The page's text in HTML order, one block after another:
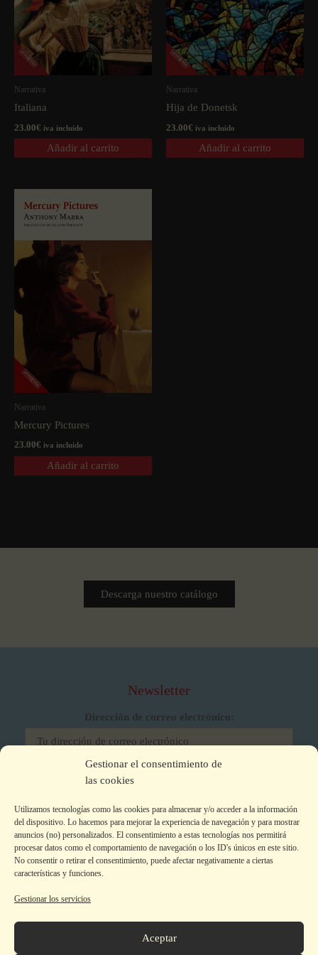
Gestionar el consentimiento de
las cookies
Utilizamos tecnologías como las cookies para almacenar y/o acceder a la información
del dispositivo. Lo hacemos para mejorar la experiencia de navegación y para mostrar
anuncios (no) personalizados. El consentimiento a estas tecnologías nos permitirá
procesar datos como el comportamiento de navegación o los ID's únicos en este sitio.
No consentir o retirar el consentimiento, puede afectar negativamente a ciertas
características y funciones.
Gestionar los servicios
Aceptar
Narrativa
Italiana
23.00€ iva incluido
Añadir al carrito
Narrativa
Hija de Donetsk
23.00€ iva incluido
Añadir al carrito
Narrativa
Mercury Pictures
23.00€ iva incluido
Añadir al carrito
Descarga nuestro catálogo
Newsletter
Dirección de correo electrónico:
He leído y acepto los términos y condiciones
Colecciones